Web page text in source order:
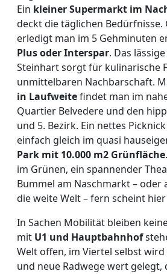
Ein kleiner Supermarkt im
deckt die täglichen Bedürfnisse.
erledigt man im 5 Gehminuten
Plus oder Interspar. Das
Steinhart sorgt für kulinarische
unmittelbaren Nachbarschaft.
in Laufweitefindet man im
Quartier Belvedere und den
und 5. Bezirk. Ein nettes
einfach gleich im quasi
Park mit 10.000 m2 Grünfläche
im Grünen, ein spannender
Bummel am Naschmarkt – oder
die weite Welt – fern scheint
In Sachen Mobilität bleiben
mit U1 und Hauptbahnhof
Welt offen, im Viertel selbst
und neue Radwege wert gelegt,